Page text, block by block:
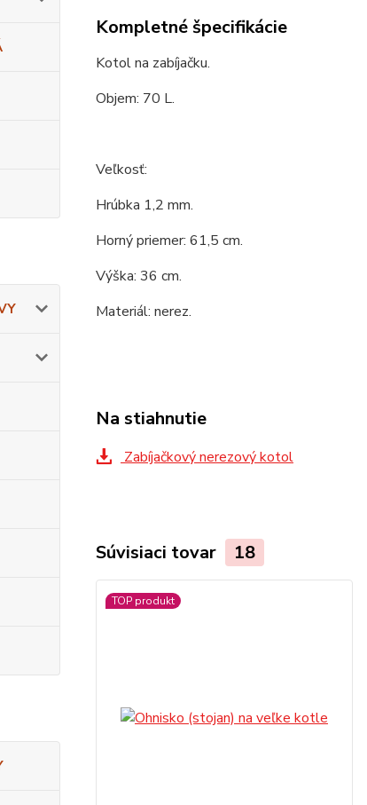
Kompletné špecifikácie
Kotol na zabíjačku.
Objem: 70 L.
Veľkosť:
Hrúbka 1,2 mm.
Horný priemer: 61,5 cm.
Výška: 36 cm.
Materiál: nerez.
Na stiahnutie
Zabíjačkový nerezový kotol
Súvisiaci tovar 18
TOP produkt